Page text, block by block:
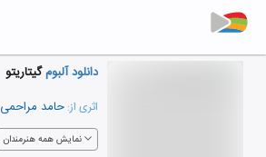
دانلود آلبومگیتاریتو
اثری از: حامد مراحمی
نمایش همه هنرمندان